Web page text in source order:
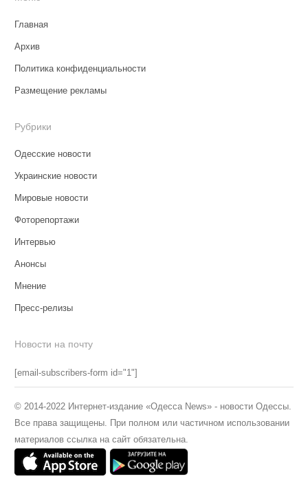
Главная
Архив
Политика конфиденциальности
Размещение рекламы
Рубрики
Одесские новости
Украинские новости
Мировые новости
Фоторепортажи
Интервью
Анонсы
Мнение
Пресс-релизы
Новости на почту
[email-subscribers-form id="1"]
© 2014-2022 Интернет-издание «Одесса News» - новости Одессы.
Все права защищены. При полном или частичном использовании
материалов ссылка на сайт обязательна.